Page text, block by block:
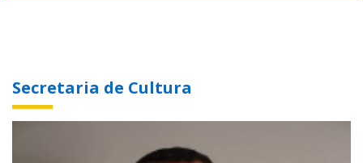
Secretaria de Cultura